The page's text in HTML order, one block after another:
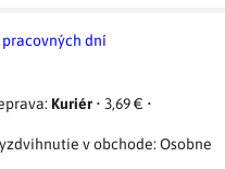
pracovných dní
Kuriér • 3,69 € •
Osobne